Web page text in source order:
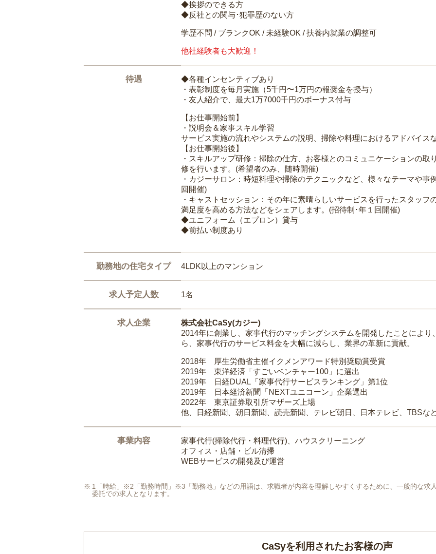
◆挨拶のできる方
◆反社との関与･犯罪歴のない方
学歴不問 / ブランクOK / 未経験OK / 扶養内就業の調整可
他社経験者も大歓迎！
待遇
◆各種インセンティブあり
・表彰制度を毎月実施（5千円〜1万円の報奨金を授与）
・友人紹介で、最大1万7000千円のボーナス付与
【お仕事開始前】
・説明会＆家事スキル学習
サービス実施の流れやシステムの説明、掃除や料理におけるアドバイス
【お仕事開始後】
・スキルアップ研修：掃除の仕方、お客様とのコミュニケーションの
修を行います。(希望者のみ、随時開催)
・カジーサロン：時短料理や掃除のテクニックなど、様々なテーマや事
回開催)
・キャストセッション：その年に素晴らしいサービスを行ったスタッ
満足度を高める方法などをシェアします。(招待制･年１回開催)
◆ユニフォーム（エプロン）貸与
◆前払い制度あり
勤務地の住宅タイプ 4LDK以上のマンション
求人予定人数 1名
求人企業
株式会社CaSy(カジー)
2014年に創業し、家事代行のマッチングシステムを開発したことによ
ら、家事代行のサービス料金を大幅に減らし、業界の革新に貢献。
2018年 厚生労働省主催イクメンアワード特別奨励賞受賞
2019年 東洋経済「すごいベンチャー100」に選出
2019年 日経DUAL「家事代行サービスランキング」第1位
2019年 日本経済新聞「NEXTユニコーン」企業選出
2022年 東京証券取引所マザーズ上場
他、日経新聞、朝日新聞、読売新聞、テレビ朝日、日本テレビ、TBSな
事業内容
家事代行(掃除代行・料理代行)、ハウスクリーニング
オフィス・店舗・ビル清掃
WEBサービスの開発及び運営
1「時給」※2「勤務時間」※3「勤務地」などの用語は、求職者が内容を理解しやすくするために、一般的な求
委託での求人となります。
CaSyを利用されたお客様の声